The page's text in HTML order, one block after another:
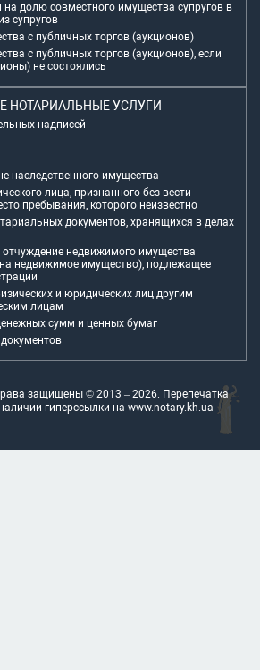
на долю совместного имущества супругов в
супругов
с публичных торгов (аукционов)
с публичных торгов (аукционов), если
не состоялись
НОТАРИАЛЬНЫЕ УСЛУГИ
надписей
наследственного имущества
лица, признанного без вести
пребывания, которого неизвестно
документов, хранящихся в делах
недвижимого имущества
недвижимое имущество), подлежащее
и юридических лиц другим
лицам
сумм и ценных бумаг
защищены © 2013 – 2026. Перепечатка
гиперссылки на www.notary.kh.ua